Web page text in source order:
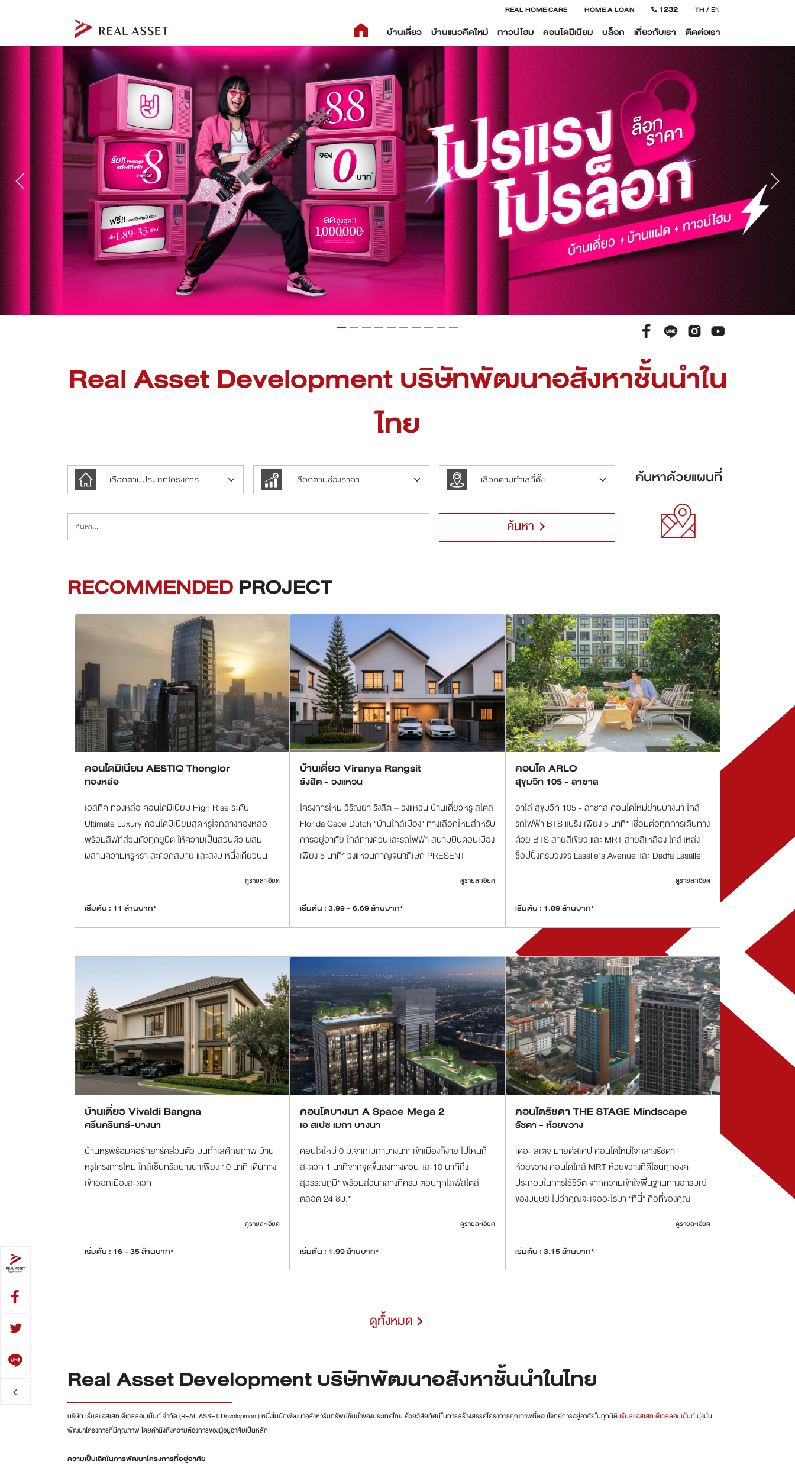
REAL HOME CARE HOME A LOAN 1232 TH/EN
บ้านเดี่ยว บ้านแนวคิดใหม่ ทาวน์โฮม คอนโดมิเนียม บล็อก เกี่ยวกับเรา ติดต่อเรา
Previous Next
Real Asset Development บริษัทพัฒนาอสังหาชั้นนำใน
ไทย
ค้นหา
ค้นหาด้วยแผนที่
RECOMMENDEDPROJECT
คอนโดมิเนียม AESTIQ Thonglor
ทองหล่อ
เอสทีค ทองหล่อ คอนโดมิเนียม High Rise ระดับ
Ultimate Luxury คอนโดมิเนียมสุดหรูใจกลางทองหล่อ
พร้อมลิฟท์ส่วนตัวทุกยูนิต ให้ความเป็นส่วนตัว ผสม
ผสานความหรูหรา สะดวกสบาย และสงบ หนึ่งเดียวบน
ดูรายละเอียด
เริ่มต้น : 11 ล้านบาท*
บ้านเดี่ยว Viranya Rangsit
รังสิต - วงแหวน
โครงการใหม่ วิรัณยา รังสิต – วงแหวน บ้านเดี่ยวหรู สไตล์
Florida Cape Dutch "บ้านใกล้เมือง" ทางเลือกใหม่สำหรับ
การอยู่อาศัย ใกล้ทางด่วนและรถไฟฟ้า สนามบินดอนเมือง
เพียง 5 นาที* วงแหวนกาญจนาภิเษก PRESENT
ดูรายละเอียด
เริ่มต้น : 3.99 - 6.69 ล้านบาท*
คอนโด ARLO
สุขุมวิท 105 - ลาซาล
อาโล่ สุขุมวิท 105 - ลาซาล คอนโดใหม่ย่านบางนา ใกล้
รถไฟฟ้า BTS แบริ่ง เพียง 5 นาที* เชื่อมต่อทุกการเดินทาง
ด้วย BTS สายสีเขียว และ MRT สายสีเหลือง ใกล้แหล่ง
ช็อปปิ้งครบวงจร Lasalle's Avenue และ Dadfa Lasalle
ดูรายละเอียด
เริ่มต้น : 1.89 ล้านบาท*
บ้านเดี่ยว Vivaldi Bangna
ศรีนครินทร์-บางนา
บ้านหรูพร้อมคอร์ทยาร์ดส่วนตัว บนทำเลศักยภาพ บ้าน
หรูโครงการใหม่ ใกล้เซ็นทรัลบางนาเพียง 10 นาที เดินทาง
เข้าออกเมืองสะดวก
ดูรายละเอียด
เริ่มต้น : 16 - 35 ล้านบาท*
คอนโดบางนา A Space Mega 2
เอ สเปซ เมกา บางนา
คอนโดใหม่ 0 ม.จากเมกาบางนา* เข้าเมืองก็ง่าย ไปไหนก็
สะดวก 1 นาทีจากจุดขึ้นลงทางด่วน และ10 นาทีถึง
สุวรรณภูมิ* พร้อมส่วนกลางที่ครบ ตอบทุกไลฟ์สไตล์
ตลอด 24 ชม.*
ดูรายละเอียด
เริ่มต้น : 1.99 ล้านบาท*
คอนโดรัชดา THE STAGE Mindscape
รัชดา - ห้วยขวาง
เดอะ สเตจ มายด์สเคป คอนโดใหม่ใจกลางรัชดา -
ห้วยขวาง คอนโดใกล้ MRT ห้วยขวางที่ดีไซน์ทุกองค์
ประกอบในการใช้ชีวิต จากความเข้าใจพื้นฐานทางอารมณ์
ของมนุษย์ ไม่ว่าคุณจะเจออะไรมา “ที่นี่” คือที่ของคุณ
ดูรายละเอียด
เริ่มต้น : 3.15 ล้านบาท*
ดูทั้งหมด
Real Asset Development บริษัทพัฒนาอสังหาชั้นนำในไทย
บริษัท เรียลแอสเสท ดีเวลลอปเม้นท์ จำกัด (REAL ASSET Development) หนึ่งในนักพัฒนาอสังหาริมทรัพย์ชั้นนำของประเทศไทย ด้วยวิสัยทัศน์ในการสร้างสรรค์โครงการคุณภาพที่ตอบโจทย์การอยู่อาศัยในทุกมิติเรียลแอสเสท ดีเวลลอปเม้นท์มุ่งมั่น
พัฒนาโครงการที่มีคุณภาพ โดยคำนึงถึงความต้องการของผู้อยู่อาศัยเป็นหลัก
ความเป็นเลิศในการพัฒนาโครงการที่อยู่อาศัย